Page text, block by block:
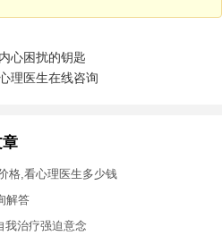
心困扰的钥匙
理医生在线咨询
格,看心理医生多少钱
解答
我治疗强迫意念